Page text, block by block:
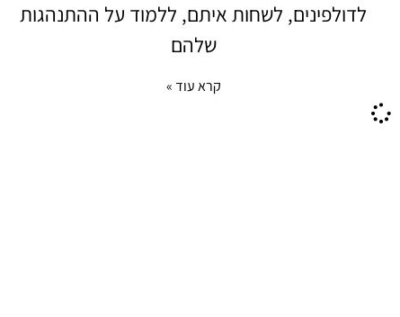
לדולפינים, לשחות איתם, ללמוד על ההתנהגות
שלהם
קרא עוד »